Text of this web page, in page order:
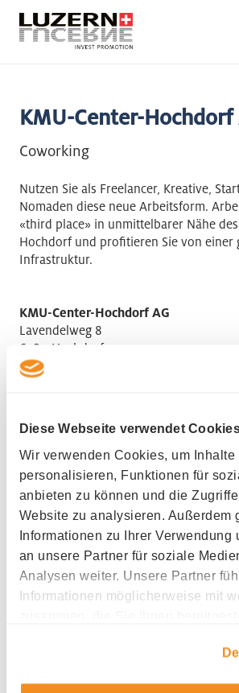
Diese Webseite verwendet
Wir verwenden Cookies, um Inhalte
personalisieren, Funktionen für
anbieten zu können und die
Website zu analysieren. Außerdem
Informationen zu Ihrer Verwendung
an unsere Partner für soziale
Analysen weiter. Unsere Partner
Informationen möglicherweise mit
KMU-Center-Hochdorf
Coworking
Nutzen Sie als Freelancer, Kreative,
Nomaden diese neue Arbeitsform.
«third place» in unmittelbarer Nähe
Hochdorf und profitieren Sie von einer
Infrastruktur.
KMU-Center-Hochdorf AG
Lavendelweg 8
6280 Hochdorf
Phone +41 41 914 05 50
Industry